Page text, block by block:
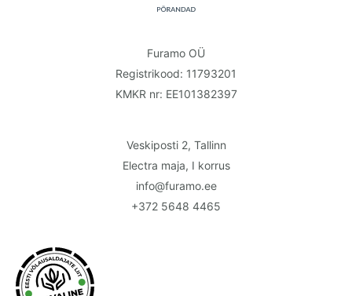
Furamo OÜ
Registrikood: 11793201
KMKR nr: EE101382397
Veskiposti 2, Tallinn
Electra maja, I korrus
info@furamo.ee
+372 5648 4465